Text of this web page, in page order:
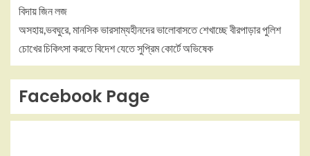
বিদায় জিন লজ
অসহায়,ভবঘুরে, মানসিক ভারসাম্যহীনদের ভালোবাসতে শেখাচ্ছে বীরপাড়ার পুলিশ
চোখের চিকিৎসা করতে বিদেশ যেতে সুপ্রিম কোর্টে অভিষেক
Facebook Page